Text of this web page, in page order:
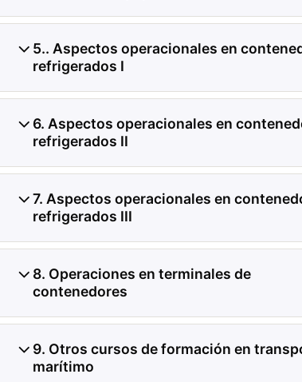
Investigación de
contenedores
de registros de
condición del
transferencia de
5.. Aspectos operacionales en
refrigerados I
6. Aspectos operacionales en
refrigerados II
7. Aspectos operacionales en
refrigerados III
8. Operaciones en terminales de
contenedores
9. Otros cursos de formación en
marítimo